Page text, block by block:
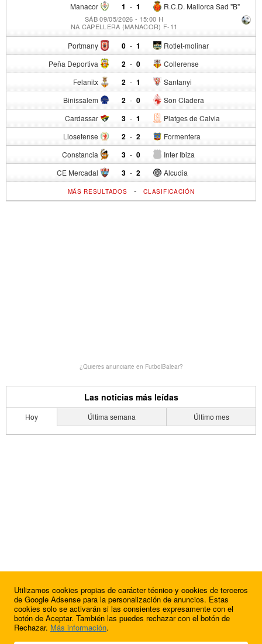
Manacor 1 - R.C.D. Mallorca Sad "B"
1
SÁB 09/05/2026 - 15:00 H
NA CAPELLERA (MANACOR) F-11
Portmany 0 - Rotlet-molinar
1
Peña Deportiva 2 - Collerense
0
Felanitx 2 - Santanyi
1
Binissalem 2 - Son Cladera
0
Cardassar 3 - Platges de Calvia
1
Llosetense 2 - Formentera
2
Constancia 3 - Inter Ibiza
0
CE Mercadal 3 - Alcudia
2
MÁS RESULTADOS -CLASIFICACIÓN
¿Quieres anunciarte en FutbolBalear?
Las noticias más leídas
Hoy Última semana Último mes
Utilizamos cookies propias de carácter técnico y cookies de terceros
de Google Adsense para la personalización de anuncios. Estas
cookies solo se activarán si las consientes expresamente con el
botón de Aceptar. También las puedes rechazar con el botón de
Rechazar. Más información.